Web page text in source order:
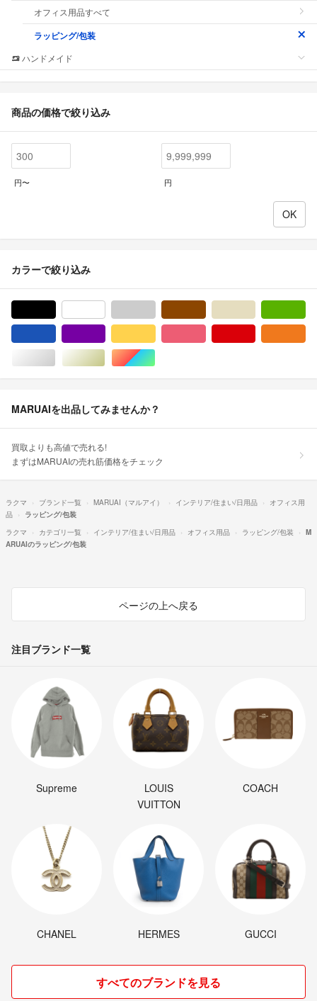
オフィス用品すべて
ラッピング/包装
ハンドメイド
商品の価格で絞り込み
円〜 円
カラーで絞り込み
シルバー/銀色系ゴールド/金色系マルチカラー
MARUAIを出品してみませんか？
買取よりも高値で売れる!
まずはMARUAIの売れ筋価格をチェック
ラクマ ブランド一覧 MARUAI（マルアイ） インテリア/住まい/日用品
オフィス用
品
ラッピング/包装
ラクマ
カテゴリ一覧 インテリア/住まい/日用品 オフィス用品 ラッピング/包装
M
ARUAIのラッピング/包装
ページの上へ戻る
注目ブランド一覧
Supreme
LOUIS
VUITTON
COACH
CHANEL HERMES GUCCI
すべてのブランドを見る